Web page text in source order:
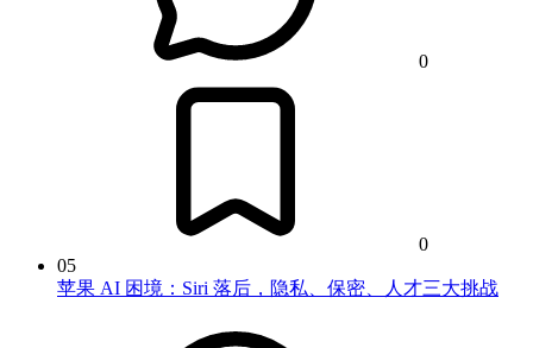
0
0
05
苹果 AI 困境：Siri 落后，隐私、保密、人才三大挑战